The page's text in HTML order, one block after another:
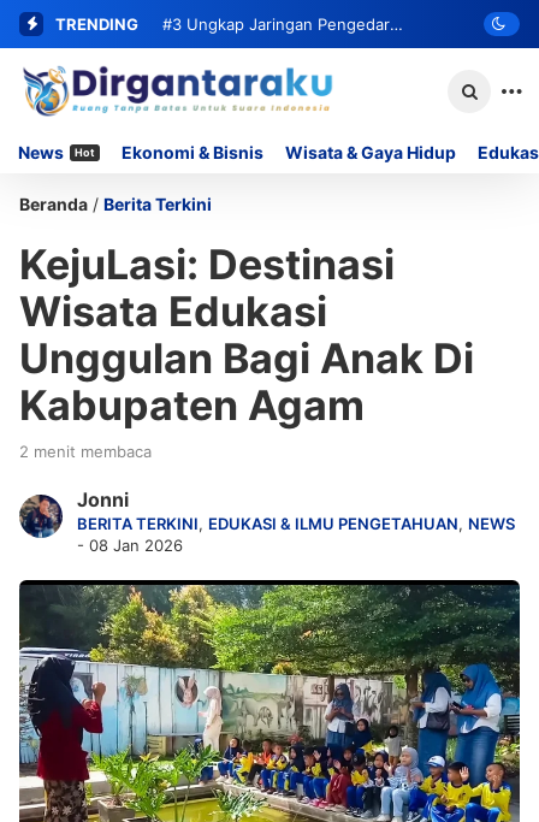
TRENDING #3 Ungkap Jaringan Pengedar
Narkoba, Satresnarkoba Polresta
News Hot Ekonomi & Bisnis Wisata & Gaya Hidup
Beranda / Berita Terkini
KejuLasi: Destinasi
Wisata Edukasi
Unggulan Bagi Anak Di
Kabupaten Agam
2 menit membaca
Jonni
BERITA TERKINI, EDUKASI & ILMU PENGETAHUAN, NEWS
- 08 Jan 2026